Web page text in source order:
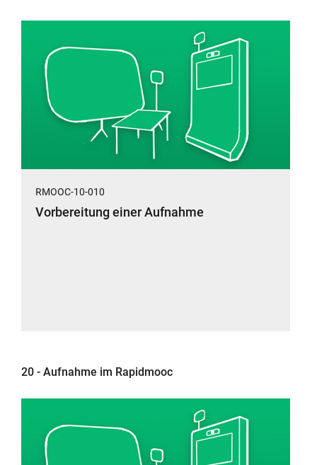
RMOOC-10-010
Vorbereitung einer Aufnahme
20 - Aufnahme im Rapidmooc